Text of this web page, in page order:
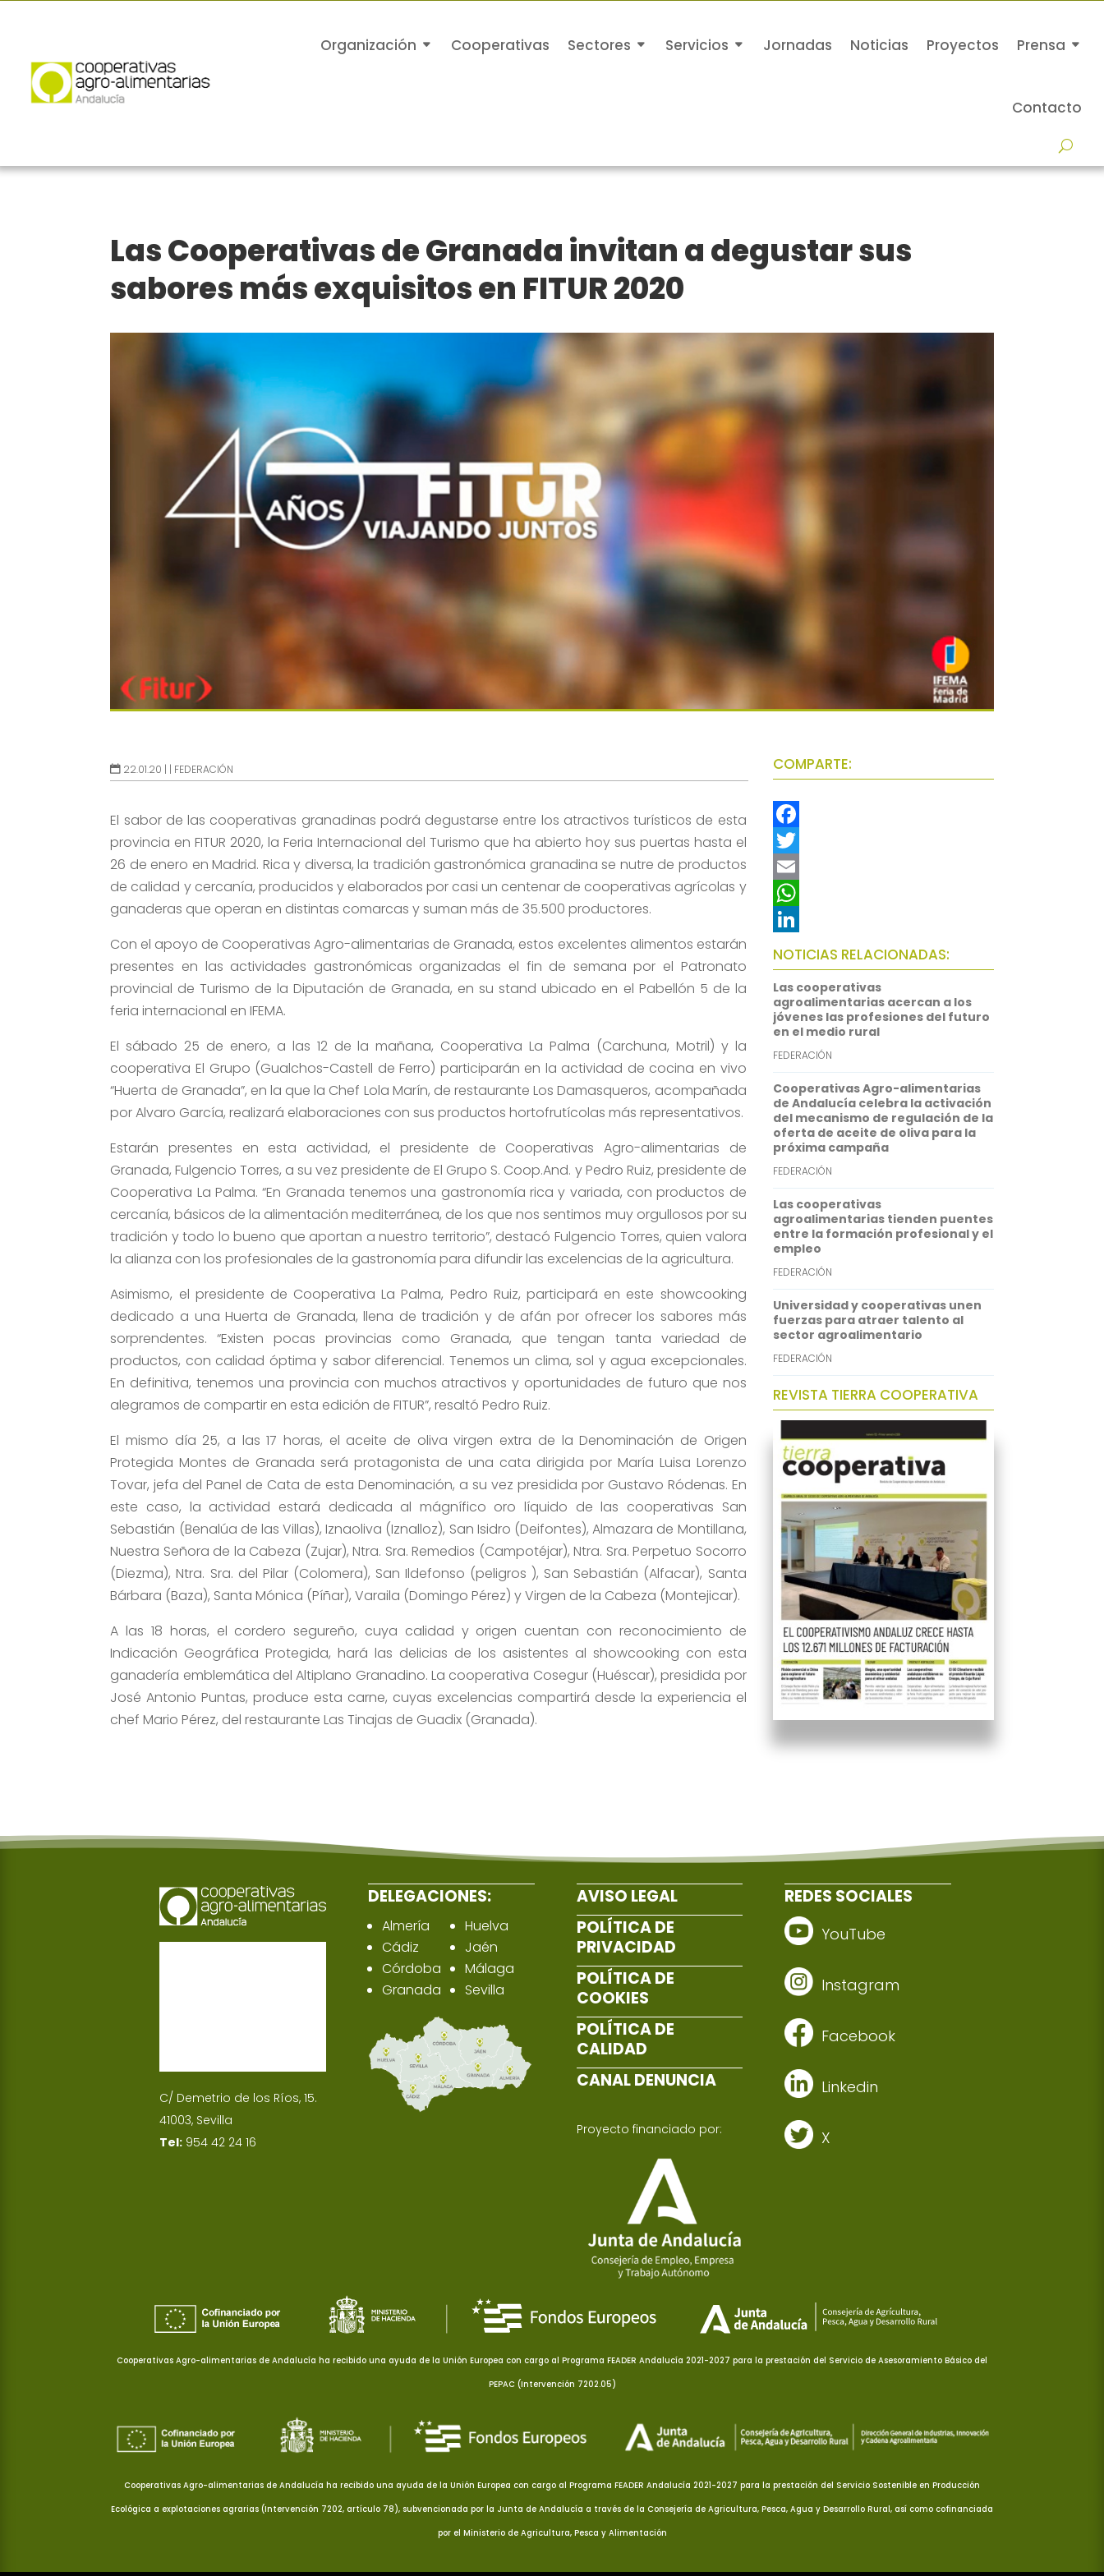
Organización Cooperativas Sectores Servicios Jornadas Noticias Proyectos Prensa
Contacto
Las Cooperativas de Granada invitan a degustar sus
sabores más exquisitos en FITUR 2020
22.01.20 | | FEDERACIÓN
El sabor de las cooperativas granadinas podrá degustarse entre los atractivos turísticos de esta
provincia en FITUR 2020, la Feria Internacional del Turismo que ha abierto hoy sus puertas hasta el
26 de enero en Madrid. Rica y diversa, la tradición gastronómica granadina se nutre de productos
de calidad y cercanía, producidos y elaborados por casi un centenar de cooperativas agrícolas y
ganaderas que operan en distintas comarcas y suman más de 35.500 productores.
Con el apoyo de Cooperativas Agro-alimentarias de Granada, estos excelentes alimentos estarán
presentes en las actividades gastronómicas organizadas el fin de semana por el Patronato
provincial de Turismo de la Diputación de Granada, en su stand ubicado en el Pabellón 5 de la
feria internacional en IFEMA.
El sábado 25 de enero, a las 12 de la mañana, Cooperativa La Palma (Carchuna, Motril) y la
cooperativa El Grupo (Gualchos-Castell de Ferro) participarán en la actividad de cocina en vivo
“Huerta de Granada”, en la que la Chef Lola Marín, de restaurante Los Damasqueros, acompañada
por Alvaro García, realizará elaboraciones con sus productos hortofrutícolas más representativos.
Estarán presentes en esta actividad, el presidente de Cooperativas Agro-alimentarias de
Granada, Fulgencio Torres, a su vez presidente de El Grupo S. Coop.And. y Pedro Ruiz, presidente de
Cooperativa La Palma. “En Granada tenemos una gastronomía rica y variada, con productos de
cercanía, básicos de la alimentación mediterránea, de los que nos sentimos muy orgullosos por su
tradición y todo lo bueno que aportan a nuestro territorio”, destacó Fulgencio Torres, quien valora
la alianza con los profesionales de la gastronomía para difundir las excelencias de la agricultura.
Asimismo, el presidente de Cooperativa La Palma, Pedro Ruiz, participará en este showcooking
dedicado a una Huerta de Granada, llena de tradición y de afán por ofrecer los sabores más
sorprendentes. “Existen pocas provincias como Granada, que tengan tanta variedad de
productos, con calidad óptima y sabor diferencial. Tenemos un clima, sol y agua excepcionales.
En definitiva, tenemos una provincia con muchos atractivos y oportunidades de futuro que nos
alegramos de compartir en esta edición de FITUR”, resaltó Pedro Ruiz.
El mismo día 25, a las 17 horas, el aceite de oliva virgen extra de la Denominación de Origen
Protegida Montes de Granada será protagonista de una cata dirigida por María Luisa Lorenzo
Tovar, jefa del Panel de Cata de esta Denominación, a su vez presidida por Gustavo Ródenas. En
este caso, la actividad estará dedicada al mágnífico oro líquido de las cooperativas San
Sebastián (Benalúa de las Villas), Iznaoliva (Iznalloz), San Isidro (Deifontes), Almazara de Montillana,
Nuestra Señora de la Cabeza (Zujar), Ntra. Sra. Remedios (Campotéjar), Ntra. Sra. Perpetuo Socorro
(Diezma), Ntra. Sra. del Pilar (Colomera), San Ildefonso (peligros ), San Sebastián (Alfacar), Santa
Bárbara (Baza), Santa Mónica (Píñar), Varaila (Domingo Pérez) y Virgen de la Cabeza (Montejicar).
A las 18 horas, el cordero segureño, cuya calidad y origen cuentan con reconocimiento de
Indicación Geográfica Protegida, hará las delicias de los asistentes al showcooking con esta
ganadería emblemática del Altiplano Granadino. La cooperativa Cosegur (Huéscar), presidida por
José Antonio Puntas, produce esta carne, cuyas excelencias compartirá desde la experiencia el
chef Mario Pérez, del restaurante Las Tinajas de Guadix (Granada).
COMPARTE:
F
a
c
e
b
o
o
k
T
w
t
t
e
r
E
m
a
i
l
W
h
a
t
s
A
p
p
L
i
n
k
e
d
I
n
NOTICIAS RELACIONADAS:
Las cooperativas
agroalimentarias acercan a los
jóvenes las profesiones del futuro
en el medio rural
FEDERACIÓN
Cooperativas Agro-alimentarias
de Andalucía celebra la activación
del mecanismo de regulación de la
oferta de aceite de oliva para la
próxima campaña
FEDERACIÓN
Las cooperativas
agroalimentarias tienden puentes
entre la formación profesional y el
empleo
FEDERACIÓN
Universidad y cooperativas unen
fuerzas para atraer talento al
sector agroalimentario
FEDERACIÓN
REVISTA TIERRA COOPERATIVA
C/ Demetrio de los Ríos, 15.
41003, Sevilla
Tel: 954 42 24 16
DELEGACIONES:
Almería
Cádiz
Córdoba
Granada
Huelva
Jaén
Málaga
Sevilla
AVISO LEGAL
POLÍTICA DE
PRIVACIDAD
POLÍTICA DE
COOKIES
POLÍTICA DE
CALIDAD
CANAL DENUNCIA
Proyecto financiado por:
REDES SOCIALES
YouTube
Instagram
Facebook
Linkedin
X
Cooperativas Agro-alimentarias de Andalucía ha recibido una ayuda de la Unión Europea con cargo al Programa FEADER Andalucía 2021-2027 para la prestación del Servicio de Asesoramiento Básico del
PEPAC (Intervención 7202.05)
Cooperativas Agro-alimentarias de Andalucía ha recibido una ayuda de la Unión Europea con cargo al Programa FEADER Andalucía 2021-2027 para la prestación del Servicio Sostenible en Producción
Ecológica a explotaciones agrarias (Intervención 7202, artículo 78), subvencionada por la Junta de Andalucía a través de la Consejería de Agricultura, Pesca, Agua y Desarrollo Rural, así como cofinanciada
por el Ministerio de Agricultura, Pesca y Alimentación